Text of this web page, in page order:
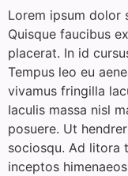
Lorem ipsum dolor
Quisque faucibus
placerat. In id
Tempus leo eu
vivamus fringilla
Iaculis massa nisl
posuere. Ut
sociosqu. Ad litora
inceptos